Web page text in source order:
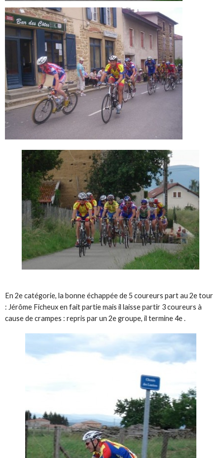
En 2e catégorie, la bonne échappée de 5 coureurs part au 2e tour
: Jérôme Ficheux en fait partie mais il laisse partir 3 coureurs à
cause de crampes : repris par un 2e groupe, il termine 4e .